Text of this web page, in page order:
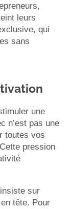
leurs
qui
sans
une
n’est pas une
toutes vos
pression
sur
en tête. Pour